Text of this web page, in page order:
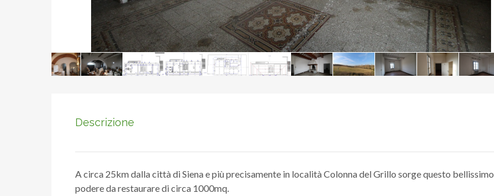
Descrizione
A circa 25km dalla città di Siena e più precisamente in località Colonna del Grillo sorge questo bellissimo
podere da restaurare di circa 1000mq.